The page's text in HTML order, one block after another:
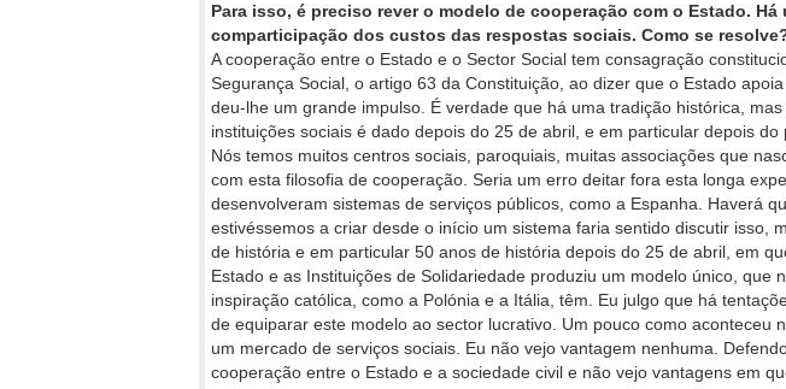
Para isso, é preciso rever o modelo de cooperação com o Estado.
comparticipação dos custos das respostas sociais. Como se
A cooperação entre o Estado e o Sector Social tem consagração
Segurança Social, o artigo 63 da Constituição, ao dizer que o Estado
deu-lhe um grande impulso. É verdade que há uma tradição histórica,
instituições sociais é dado depois do 25 de abril, e em particular depois do
Nós temos muitos centros sociais, paroquiais, muitas associações que
com esta filosofia de cooperação. Seria um erro deitar fora esta longa
desenvolveram sistemas de serviços públicos, como a Espanha. Haverá
estivéssemos a criar desde o início um sistema faria sentido discutir isso,
de história e em particular 50 anos de história depois do 25 de abril, em
Estado e as Instituições de Solidariedade produziu um modelo único, que
inspiração católica, como a Polónia e a Itália, têm. Eu julgo que há
de equiparar este modelo ao sector lucrativo. Um pouco como aconteceu
um mercado de serviços sociais. Eu não vejo vantagem nenhuma.
cooperação entre o Estado e a sociedade civil e não vejo vantagens em